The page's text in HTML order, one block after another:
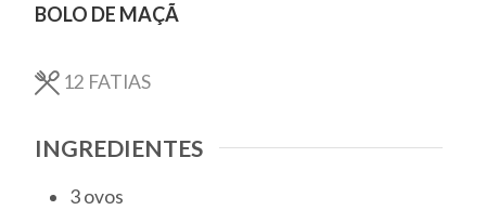
BOLO DE MAÇÃ
12 FATIAS
INGREDIENTES
3ovos